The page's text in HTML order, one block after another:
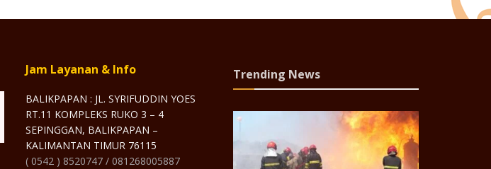
Jam Layanan & Info
BALIKPAPAN : JL. SYRIFUDDIN YOES
RT.11 KOMPLEKS RUKO 3 – 4
SEPINGGAN, BALIKPAPAN –
KALIMANTAN TIMUR 76115
( 0542 ) 8520747 / 081268005887
Trending News